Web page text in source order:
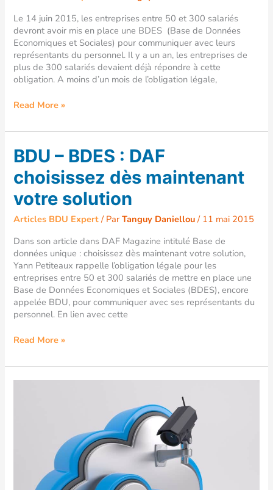
Le 14 juin 2015, les entreprises entre 50 et 300 salariés
devront avoir mis en place une BDES (Base de Données
Economiques et Sociales) pour communiquer avec leurs
représentants du personnel. Il y a un an, les entreprises de
plus de 300 salariés devaient déjà répondre à cette
obligation. A moins d’un mois de l’obligation légale,
de
la
BDES,
PME
jouent-
elles
le
jeu
Read More »
BDU – BDES : DAF
choisissez dès maintenant
votre solution
Articles BDU Expert / ParTanguy Daniellou/ 11 mai 2015
Dans son article dans DAF Magazine intitulé Base de
données unique : choisissez dès maintenant votre solution,
Yann Petiteaux rappelle l’obligation légale pour les
entreprises entre 50 et 300 salariés de mettre en place une
Base de Données Economiques et Sociales (BDES), encore
appelée BDU, pour communiquer avec ses représentants du
personnel. En lien avec cette
BDU
–
BDES
DAF
dès
maintenant
votre
solution
Read More »